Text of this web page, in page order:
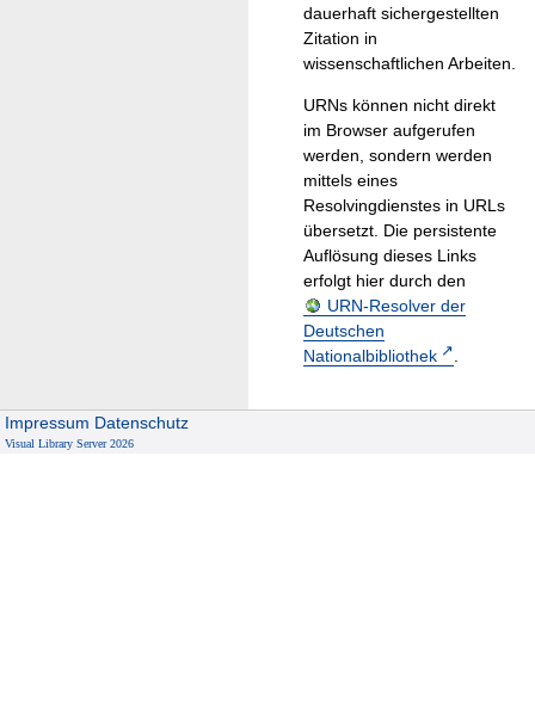
dauerhaft sichergestellten
Zitation in
wissenschaftlichen Arbeiten.
URNs können nicht direkt
im Browser aufgerufen
werden, sondern werden
mittels eines
Resolvingdienstes in URLs
übersetzt. Die persistente
Auflösung dieses Links
erfolgt hier durch den
URN-Resolver der
Deutschen
Nationalbibliothek
.
Impressum Datenschutz
Visual Library Server 2026